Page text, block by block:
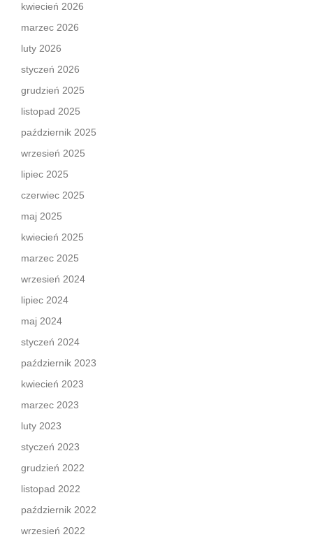
kwiecień 2026
marzec 2026
luty 2026
styczeń 2026
grudzień 2025
listopad 2025
październik 2025
wrzesień 2025
lipiec 2025
czerwiec 2025
maj 2025
kwiecień 2025
marzec 2025
wrzesień 2024
lipiec 2024
maj 2024
styczeń 2024
październik 2023
kwiecień 2023
marzec 2023
luty 2023
styczeń 2023
grudzień 2022
listopad 2022
październik 2022
wrzesień 2022